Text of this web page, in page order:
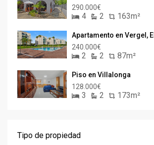
290.000€
4 2 163m²
Apartamento en Vergel, El
240.000€
2 2 87m²
Piso en Villalonga
128.000€
3 2 173m²
Tipo de propiedad